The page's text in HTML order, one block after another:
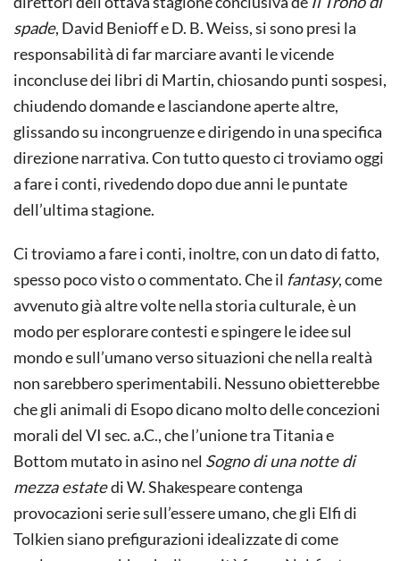
spade, David Benioff e D. B. Weiss, si sono presi la
responsabilità di far marciare avanti le vicende
inconcluse dei libri di Martin, chiosando punti sospesi,
chiudendo domande e lasciandone aperte altre,
glissando su incongruenze e dirigendo in una specifica
direzione narrativa. Con tutto questo ci troviamo oggi
a fare i conti, rivedendo dopo due anni le puntate
dell’ultima stagione.
Ci troviamo a fare i conti, inoltre, con un dato di fatto,
spesso poco visto o commentato. Che il fantasy, come
avvenuto già altre volte nella storia culturale, è un
modo per esplorare contesti e spingere le idee sul
mondo e sull’umano verso situazioni che nella realtà
non sarebbero sperimentabili. Nessuno obietterebbe
che gli animali di Esopo dicano molto delle concezioni
morali del VI sec. a.C., che l’unione tra Titania e
Bottom mutato in asino nel Sogno di una notte di
mezza estatedi W. Shakespeare contenga
provocazioni serie sull’essere umano, che gli Elfi di
Tolkien siano prefigurazioni idealizzate di come